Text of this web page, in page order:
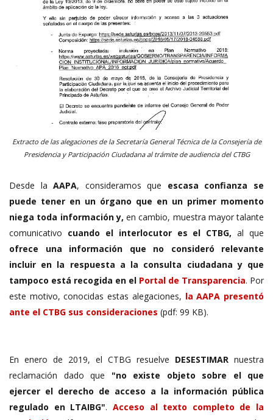
Extracto de las alegaciones de la Secretaría General Técnica de la Consejería de
Presidencia y Participación Ciudadana al trámite de audiencia del CTBG
Desde laAAPA, consideramos que escasa confianza se
puede tener en un órgano que en un primer momento
niega toda información y, en cambio, muestra mayor talante
comunicativo cuando el interlocutor es el CTBG,al que
ofrece una información que no consideró relevante
incluir en la respuesta a la consulta ciudadana y que
tampoco está recogida en el Portal de Transparencia. Por
este motivo, conocidas estas alegaciones, la AAPA presentó
ante el CTBG sus consideraciones (pdf: 99 KB).
En enero de 2019, el CTBG resuelve DESESTIMAR nuestra
reclamación dado que "no existe objeto sobre el que
ejercer el derecho de acceso a la información pública
regulado en LTAIBG". Acceso al texto completo de la